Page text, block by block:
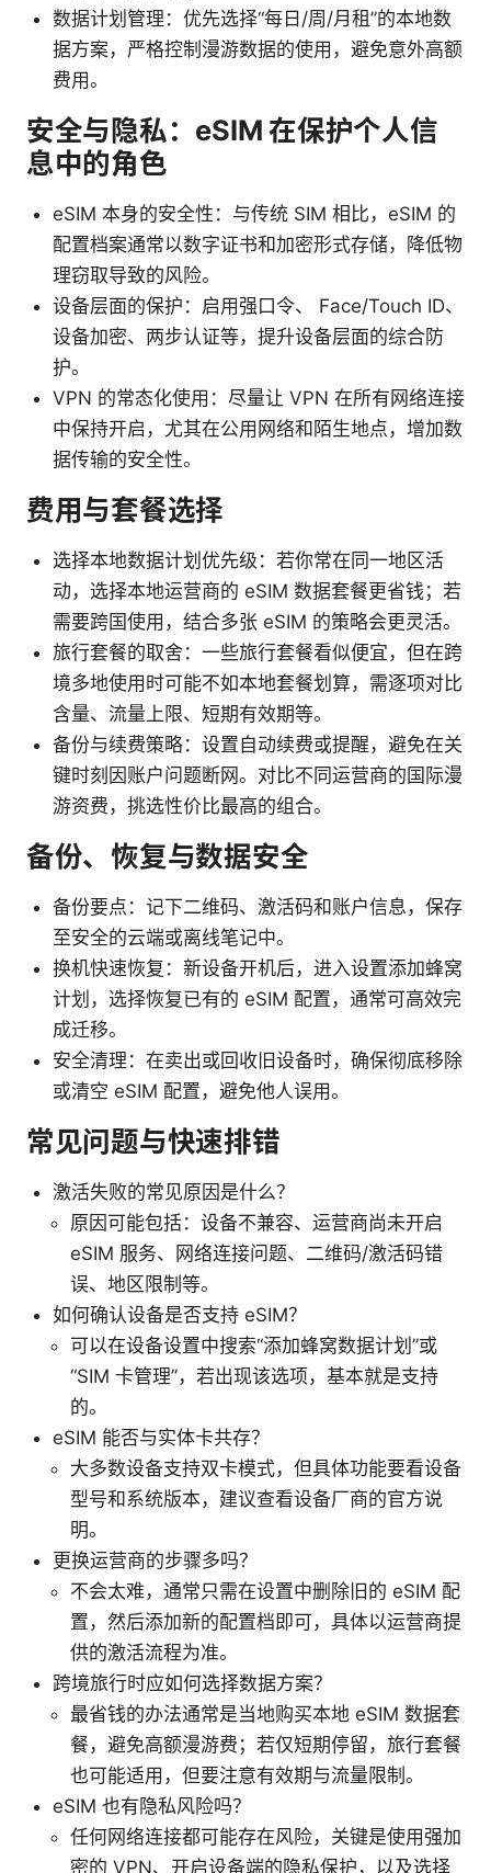
数据计划管理：优先选择“每日/周/月租”的本地数
据方案，严格控制漫游数据的使用，避免意外高额
费用。
安全与隐私：eSIM 在保护个人信
息中的角色
eSIM 本身的安全性：与传统 SIM 相比，eSIM 的
配置档案通常以数字证书和加密形式存储，降低物
理窃取导致的风险。
设备层面的保护：启用强口令、 Face/Touch ID、
设备加密、两步认证等，提升设备层面的综合防
护。
VPN 的常态化使用：尽量让 VPN 在所有网络连接
中保持开启，尤其在公用网络和陌生地点，增加数
据传输的安全性。
费用与套餐选择
选择本地数据计划优先级：若你常在同一地区活
动，选择本地运营商的 eSIM 数据套餐更省钱；若
需要跨国使用，结合多张 eSIM 的策略会更灵活。
旅行套餐的取舍：一些旅行套餐看似便宜，但在跨
境多地使用时可能不如本地套餐划算，需逐项对比
含量、流量上限、短期有效期等。
备份与续费策略：设置自动续费或提醒，避免在关
键时刻因账户问题断网。对比不同运营商的国际漫
游资费，挑选性价比最高的组合。
备份、恢复与数据安全
备份要点：记下二维码、激活码和账户信息，保存
至安全的云端或离线笔记中。
换机快速恢复：新设备开机后，进入设置添加蜂窝
计划，选择恢复已有的 eSIM 配置，通常可高效完
成迁移。
安全清理：在卖出或回收旧设备时，确保彻底移除
或清空 eSIM 配置，避免他人误用。
常见问题与快速排错
激活失败的常见原因是什么？
原因可能包括：设备不兼容、运营商尚未开启
eSIM 服务、网络连接问题、二维码/激活码错
误、地区限制等。
如何确认设备是否支持 eSIM？
可以在设备设置中搜索“添加蜂窝数据计划”或
“SIM 卡管理”，若出现该选项，基本就是支持
的。
eSIM 能否与实体卡共存？
大多数设备支持双卡模式，但具体功能要看设备
型号和系统版本，建议查看设备厂商的官方说
明。
更换运营商的步骤多吗？
不会太难，通常只需在设置中删除旧的 eSIM 配
置，然后添加新的配置档即可，具体以运营商提
供的激活流程为准。
跨境旅行时应如何选择数据方案？
最省钱的办法通常是当地购买本地 eSIM 数据套
餐，避免高额漫游费；若仅短期停留，旅行套餐
也可能适用，但要注意有效期与流量限制。
eSIM 也有隐私风险吗？
任何网络连接都可能存在风险，关键是使用强加
密的 VPN、开启设备端的隐私保护，以及选择